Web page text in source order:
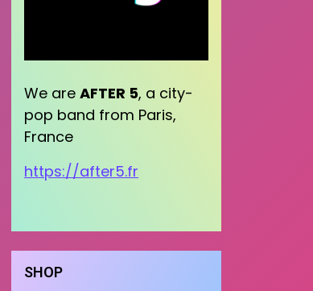
We are AFTER 5, a city-
pop band from Paris,
France
https://after5.fr
SHOP